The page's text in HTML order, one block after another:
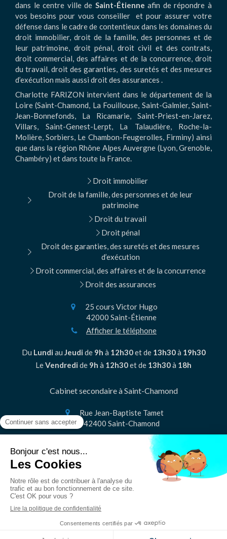
dans le centre ville de Saint-Étienne afin de répondre à
vos besoins pour vous conseiller et pour assurer votre
défense dans le cadre de contentieux dans les domaines du
droit immobilier, droit de la famille, des personnes et de
leur patrimoine, droit pénal, droit civil et des contrats,
droit commercial, des affaires et de la concurrence, droit
du travail, droit des garanties, des suretés et des mesures
d’exécution mais aussi droit des assurances .
Charlotte FARIZON intervient dans le département de la
Loire (Saint-Chamond, La Fouillouse, Saint-Galmier, Saint-
Jean-Bonnefonds, La Ricamarie, Saint-Priest-en-Jarez,
Villars, Saint-Genest-Lerpt, La Talaudière, Roche-la-
Molière, Sorbiers, Le Chambon-Feugerolles, Firminy) ainsi
que dans la région Rhône Alpes Auvergne (Lyon, Grenoble,
Chambéry) et dans toute la France.
Droit immobilier
Droit de la famille, des personnes et de leur
patrimoine
Droit du travail
Droit pénal
Droit des garanties, des suretés et des mesures
d’exécution
Droit commercial, des affaires et de la concurrence
Droit des assurances
25 cours Victor Hugo
42000 Saint-Étienne
Afficher le téléphone
Du Lundiau Jeudide 9h à 12h30et de 13h30à 19h30
LeVendredide 9h à 12h30et de 13h30à 18h
Cabinet secondaire à Saint-Chamond
Rue Jean-Baptiste Tamet
42400 Saint-Chamond
Contacter
Mentions légales